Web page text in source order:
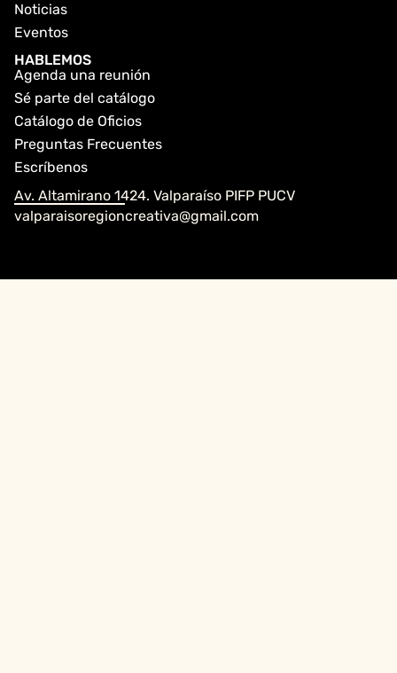
Noticias
Eventos
HABLEMOS
Agenda una reunión
Sé parte del catálogo
Catálogo de Oficios
Preguntas Frecuentes
Escríbenos
Av. Altamirano 1424. Valparaíso PIFP PUCV
valparaisoregioncreativa@gmail.com